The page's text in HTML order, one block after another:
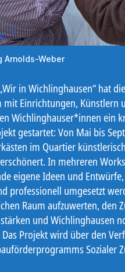
Arnolds-Weber
in Wichlinghausen“ hat
mit Einrichtungen, Künstlern
Wichlinghauser*innen ein
gestartet: Von Mai bis
im Quartier
In mehreren
eigene Ideen und
professionell umgesetzt
Raum aufzuwerten, den
und Wichlinghausen
Das Projekt wird über den
Sozialer